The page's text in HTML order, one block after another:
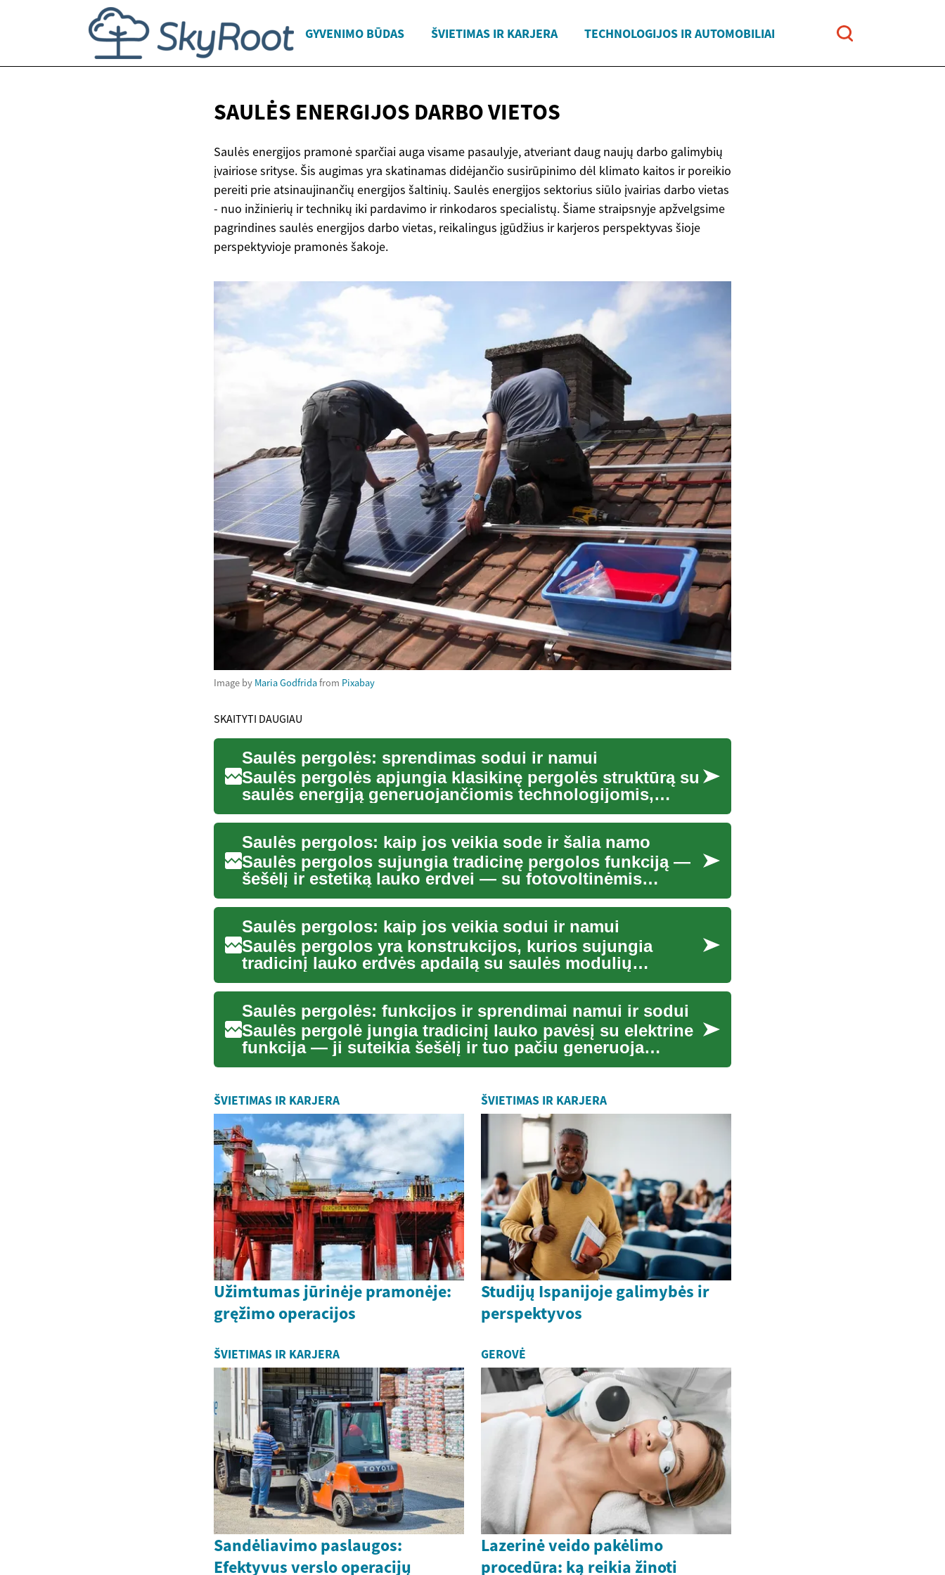
GYVENIMO BŪDAS ŠVIETIMAS IR KARJERA TECHNOLOGIJOS IR AUTOMOBILIAI
SAULĖS ENERGIJOS DARBO VIETOS
Saulės energijos pramonė sparčiai auga visame pasaulyje, atveriant daug naujų darbo galimybių
įvairiose srityse. Šis augimas yra skatinamas didėjančio susirūpinimo dėl klimato kaitos ir poreikio
pereiti prie atsinaujinančių energijos šaltinių. Saulės energijos sektorius siūlo įvairias darbo vietas
- nuo inžinierių ir technikų iki pardavimo ir rinkodaros specialistų. Šiame straipsnyje apžvelgsime
pagrindines saulės energijos darbo vietas, reikalingus įgūdžius ir karjeros perspektyvas šioje
perspektyvioje pramonės šakoje.
Image by Maria Godfridafrom Pixabay
SKAITYTI DAUGIAU
Saulės pergolės: sprendimas sodui ir namui
Saulės pergolės apjungia klasikinę pergolės struktūrą su
saulės energiją generuojančiomis technologijomis,
suteikdamo...
Saulės pergolos: kaip jos veikia sode ir šalia namo
Saulės pergolos sujungia tradicinę pergolos funkciją —
šešėlį ir estetiką lauko erdvei — su fotovoltinėmis
plokštėmis...
Saulės pergolos: kaip jos veikia sodui ir namui
Saulės pergolos yra konstrukcijos, kurios sujungia
tradicinį lauko erdvės apdailą su saulės modulių
funkcionalumu. Jo...
Saulės pergolės: funkcijos ir sprendimai namui ir sodui
Saulės pergolė jungia tradicinį lauko pavėsį su elektrine
funkcija — ji suteikia šešėlį ir tuo pačiu generuoja
elektr...
ŠVIETIMAS IR KARJERA
Užimtumas jūrinėje pramonėje:
gręžimo operacijos
ŠVIETIMAS IR KARJERA
Studijų Ispanijoje galimybės ir
perspektyvos
ŠVIETIMAS IR KARJERA
Sandėliavimo paslaugos:
Efektyvus verslo operacijų
GEROVĖ
Lazerinė veido pakėlimo
procedūra: ką reikia žinoti